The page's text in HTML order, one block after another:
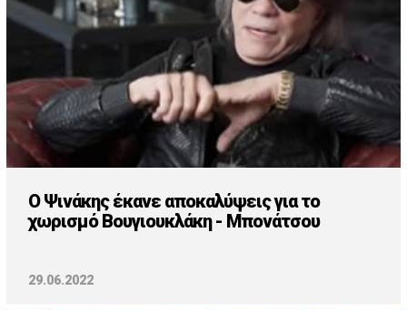
Ο Ψινάκης έκανε αποκαλύψεις για το
χωρισμό Βουγιουκλάκη - Μπονάτσου
29.06.2022